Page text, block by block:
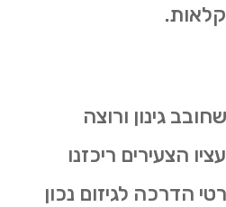
גינון ורוצה
הצעירים ריכזנו
הדרכה לגיזום נכון